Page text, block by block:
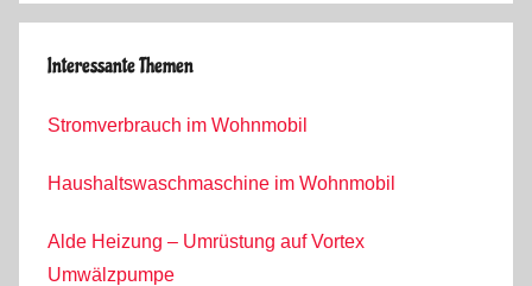
Interessante Themen
Stromverbrauch im Wohnmobil
Haushaltswaschmaschine im Wohnmobil
Alde Heizung – Umrüstung auf Vortex
Umwälzpumpe